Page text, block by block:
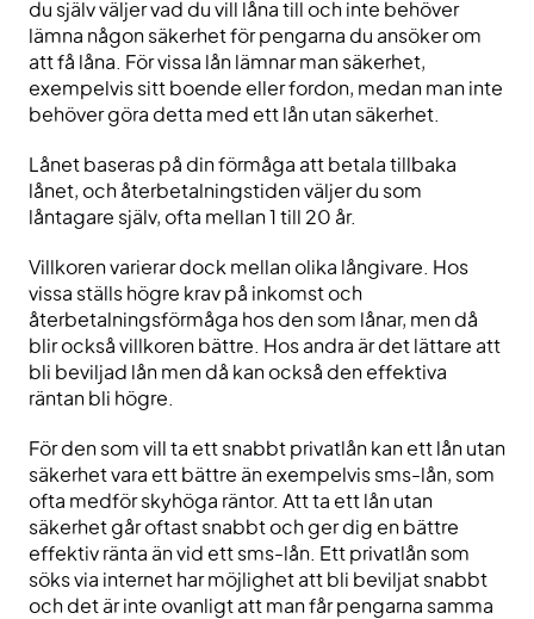
du själv väljer vad du vill låna till och inte behöver
lämna någon säkerhet för pengarna du ansöker om
att få låna. För vissa lån lämnar man säkerhet,
exempelvis sitt boende eller fordon, medan man inte
behöver göra detta med ett lån utan säkerhet.
Lånet baseras på din förmåga att betala tillbaka
lånet, och återbetalningstiden väljer du som
låntagare själv, ofta mellan 1 till 20 år.
Villkoren varierar dock mellan olika långivare. Hos
vissa ställs högre krav på inkomst och
återbetalningsförmåga hos den som lånar, men då
blir också villkoren bättre. Hos andra är det lättare att
bli beviljad lån men då kan också den effektiva
räntan bli högre.
För den som vill ta ett snabbt privatlån kan ett lån utan
säkerhet vara ett bättre än exempelvis sms-lån, som
ofta medför skyhöga räntor. Att ta ett lån utan
säkerhet går oftast snabbt och ger dig en bättre
effektiv ränta än vid ett sms-lån. Ett privatlån som
söks via internet har möjlighet att bli beviljat snabbt
och det är inte ovanligt att man får pengarna samma